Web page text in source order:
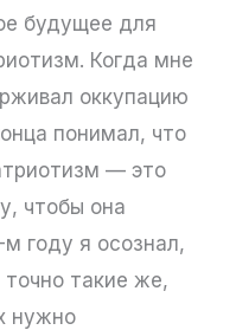
будущее для
Когда мне
оккупацию
понимал, что
— это
чтобы она
году я осознал,
такие же,
нужно